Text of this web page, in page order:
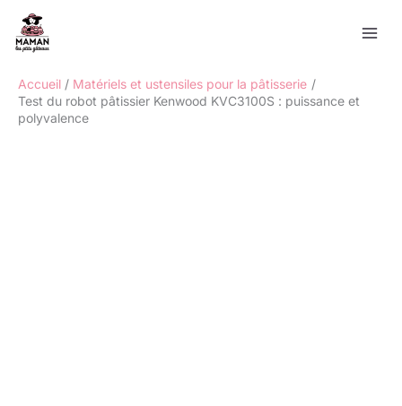
contenu
Accueil
Matériels et ustensiles pour la pâtisserie
Test du robot pâtissier Kenwood KVC3100S : puissance et
polyvalence
Rechercher